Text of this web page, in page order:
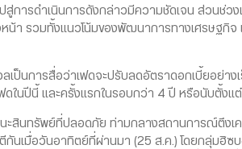
สู่การดำเนินการดังกล่าวมีความชัดเจน ส่วนช่ว
น้า รวมทั้งแนวโน้มของพัฒนาการทางเศรษฐกิ
ารสื่อว่าเฟดจะปรับลดอัตราดอกเบี้ยอย่างเร็
ดในปีนี้ และครั้งแรกในรอบกว่า 4 ปี หรือนับตั้งแ
ทรัพย์ที่ปลอดภัย ท่ามกลางสถานการณ์ตึงเค
กันเมื่อวันอาทิตย์ที่ผ่านมา (25 ส.ค.) โดยกลุ่มฮิซ